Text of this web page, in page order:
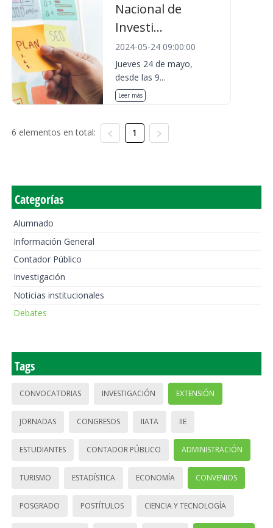
Nacional de
Investi...
2024-05-24 09:00:00
Jueves 24 de mayo,
desde las 9...
Leer más
6 elementos en total: 1
Categorías
Alumnado
Información General
Contador Público
Investigación
Noticias institucionales
Debates
Tags
CONVOCATORIAS INVESTIGACIÓN EXTENSIÓN
JORNADAS CONGRESOS IIATA IIE
ESTUDIANTES CONTADOR PÚBLICO ADMINISTRACIÓN
TURISMO ESTADÍSTICA ECONOMÍA CONVENIOS
POSGRADO POSTÍTULOS CIENCIA Y TECNOLOGÍA